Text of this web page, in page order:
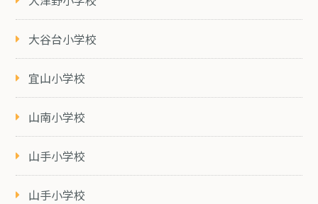
大谷台小学校
宜山小学校
山南小学校
山手小学校
山手小学校